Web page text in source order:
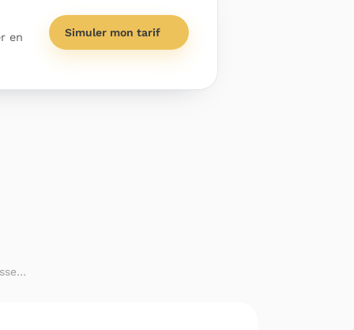
en Simuler mon tarif